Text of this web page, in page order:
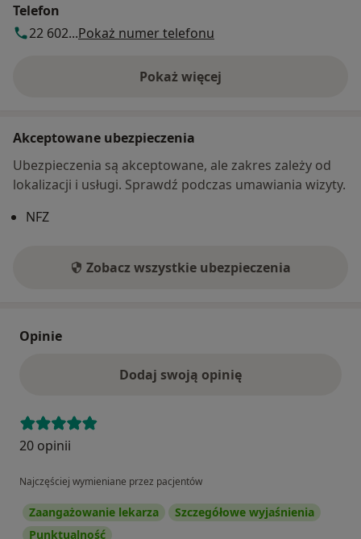
Telefon
22 602...Pokaż numer telefonu
Pokaż więcej
o adresie
Akceptowane ubezpieczenia
Ubezpieczenia są akceptowane, ale zakres zależy od
lokalizacji i usługi. Sprawdź podczas umawiania wizyty.
NFZ
Zobacz wszystkie ubezpieczenia
Opinie
Dodaj swoją opinię
20 opinii
Najczęściej wymieniane przez pacjentów
Zaangażowanie lekarza
Szczegółowe wyjaśnienia
Punktualność